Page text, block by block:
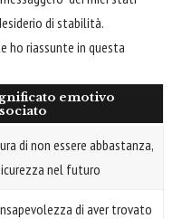
di stabilità.
ho riassunte in questa
emotivo
di non essere abbastanza,
nel futuro
di aver trovato